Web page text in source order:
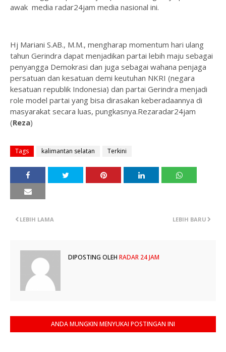
awak media radar24jam media nasional ini.
Hj Mariani S.AB., M.M., mengharap momentum hari ulang
tahun Gerindra dapat menjadikan partai lebih maju sebagai
penyangga Demokrasi dan juga sebagai wahana penjaga
persatuan dan kesatuan demi keutuhan NKRI (negara
kesatuan republik Indonesia) dan partai Gerindra menjadi
role model partai yang bisa dirasakan keberadaannya di
masyarakat secara luas, pungkasnya.Rezaradar24jam
(Reza)
Tags kalimantan selatan Terkini
LEBIH BARU
LEBIH LAMA
DIPOSTING OLEH RADAR 24 JAM
ANDA MUNGKIN MENYUKAI POSTINGAN INI